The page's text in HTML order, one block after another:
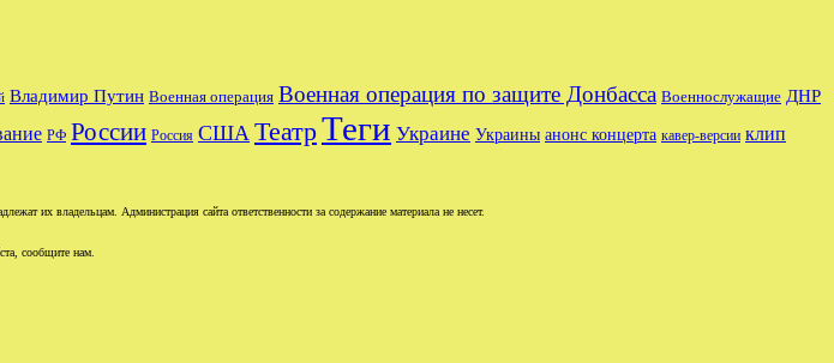
Владимир Путин Военная операция Военная операция по защите Донбасса Военнослужащие ДНР
РФ России Россия США ТеатрТеги Украине Украины анонс концерта кавер-версии клип
их владельцам. Администрация сайта ответственности за содержание материала не несет.
сообщите нам.